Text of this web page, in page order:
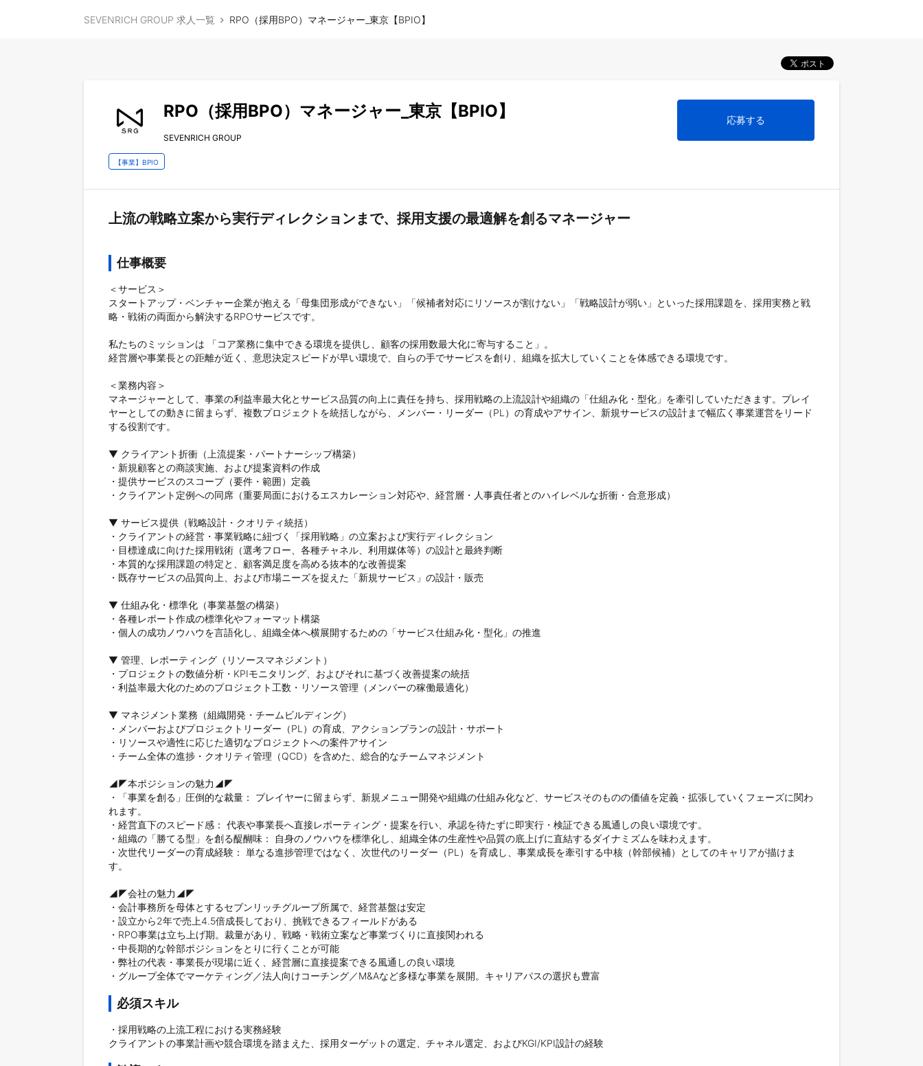
SEVENRICH GROUP 求人一覧 RPO（採用BPO）マネージャー_東京【BPIO】
RPO（採用BPO）マネージャー_東京【BPIO】
SEVENRICH GROUP
応募する
【事業】BPIO
上流の戦略立案から実行ディレクションまで、採用支援の最適解を創るマネージャー
仕事概要
＜サービス＞
スタートアップ・ベンチャー企業が抱える「母集団形成ができない」「候補者対応にリソースが割けない」「戦略設計が弱い」といった採用課題を、採用実務と戦
略・戦術の両面から解決するRPOサービスです。
私たちのミッションは 「コア業務に集中できる環境を提供し、顧客の採用数最大化に寄与すること」。
経営層や事業長との距離が近く、意思決定スピードが早い環境で、自らの手でサービスを創り、組織を拡大していくことを体感できる環境です。
＜業務内容＞
マネージャーとして、事業の利益率最大化とサービス品質の向上に責任を持ち、採用戦略の上流設計や組織の「仕組み化・型化」を牽引していただきます。プレイ
ヤーとしての動きに留まらず、複数プロジェクトを統括しながら、メンバー・リーダー（PL）の育成やアサイン、新規サービスの設計まで幅広く事業運営をリード
する役割です。
▼ クライアント折衝（上流提案・パートナーシップ構築）
・新規顧客との商談実施、および提案資料の作成
・提供サービスのスコープ（要件・範囲）定義
・クライアント定例への同席（重要局面におけるエスカレーション対応や、経営層・人事責任者とのハイレベルな折衝・合意形成）
▼ サービス提供（戦略設計・クオリティ統括）
・クライアントの経営・事業戦略に紐づく「採用戦略」の立案および実行ディレクション
・目標達成に向けた採用戦術（選考フロー、各種チャネル、利用媒体等）の設計と最終判断
・本質的な採用課題の特定と、顧客満足度を高める抜本的な改善提案
・既存サービスの品質向上、および市場ニーズを捉えた「新規サービス」の設計・販売
▼ 仕組み化・標準化（事業基盤の構築）
・各種レポート作成の標準化やフォーマット構築
・個人の成功ノウハウを言語化し、組織全体へ横展開するための「サービス仕組み化・型化」の推進
▼ 管理、レポーティング（リソースマネジメント）
・プロジェクトの数値分析・KPIモニタリング、およびそれに基づく改善提案の統括
・利益率最大化のためのプロジェクト工数・リソース管理（メンバーの稼働最適化）
▼ マネジメント業務（組織開発・チームビルディング）
・メンバーおよびプロジェクトリーダー（PL）の育成、アクションプランの設計・サポート
・リソースや適性に応じた適切なプロジェクトへの案件アサイン
・チーム全体の進捗・クオリティ管理（QCD）を含めた、総合的なチームマネジメント
◢◤本ポジションの魅力◢◤
・「事業を創る」圧倒的な裁量： プレイヤーに留まらず、新規メニュー開発や組織の仕組み化など、サービスそのものの価値を定義・拡張していくフェーズに関わ
れます。
・経営直下のスピード感： 代表や事業長へ直接レポーティング・提案を行い、承認を待たずに即実行・検証できる風通しの良い環境です。
・組織の「勝てる型」を創る醍醐味： 自身のノウハウを標準化し、組織全体の生産性や品質の底上げに直結するダイナミズムを味わえます。
・次世代リーダーの育成経験： 単なる進捗管理ではなく、次世代のリーダー（PL）を育成し、事業成長を牽引する中核（幹部候補）としてのキャリアが描けま
す。
◢◤会社の魅力◢◤
・会計事務所を母体とするセブンリッチグループ所属で、経営基盤は安定
・設立から2年で売上4.5倍成長しており、挑戦できるフィールドがある
・RPO事業は立ち上げ期。裁量があり、戦略・戦術立案など事業づくりに直接関われる
・中長期的な幹部ポジションをとりに行くことが可能
・弊社の代表・事業長が現場に近く、経営層に直接提案できる風通しの良い環境
・グループ全体でマーケティング／法人向けコーチング／M&Aなど多様な事業を展開。キャリアパスの選択も豊富
必須スキル
・採用戦略の上流工程における実務経験
クライアントの事業計画や競合環境を踏まえた、採用ターゲットの選定、チャネル選定、およびKGI/KPI設計の経験